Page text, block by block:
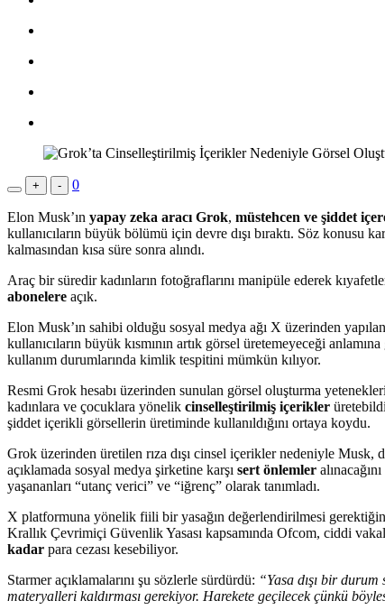
+ - 0
Elon Musk’ın yapay zeka aracı Grok, müstehcen ve şiddet
kullanıcıların büyük bölümü için devre dışı bıraktı. Söz konusu
kalmasından kısa süre sonra alındı.
Araç bir süredir kadınların fotoğraflarını manipüle ederek
abonelere açık.
Elon Musk’ın sahibi olduğu sosyal medya ağı X üzerinden
kullanıcıların büyük kısmının artık görsel üretemeyeceği
kullanım durumlarında kimlik tespitini mümkün kılıyor.
Resmi Grok hesabı üzerinden sunulan görsel oluşturma
kadınlara ve çocuklara yönelik cinselleştirilmiş içerikler
şiddet içerikli görsellerin üretiminde kullanıldığını ortaya koydu.
Grok üzerinden üretilen rıza dışı cinsel içerikler nedeniyle Musk,
açıklamada sosyal medya şirketine karşı sert önlemler
yaşananları “utanç verici” ve “iğrenç” olarak tanımladı.
X platformuna yönelik fiili bir yasağın değerlendirilmesi
Krallık Çevrimiçi Güvenlik Yasası kapsamında Ofcom, ciddi
kadar para cezası kesebiliyor.
Starmer açıklamalarını şu sözlerle sürdürdü: “Yasa dışı bir
materyalleri kaldırması gerekiyor. Harekete geçilecek çünkü